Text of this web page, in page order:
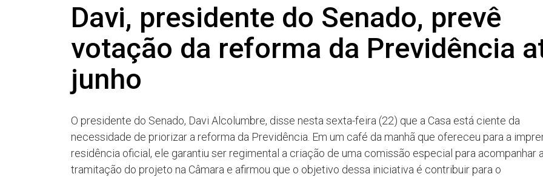
Davi, presidente do Senado, prevê
votação da reforma da Previdência
junho
O presidente do Senado, Davi Alcolumbre, disse nesta sexta-feira (22) que a Casa está ciente da
necessidade de priorizar a reforma da Previdência. Em um café da manhã que ofereceu para a
residência oficial, ele garantiu ser regimental a criação de uma comissão especial para acompanhar a
tramitação do projeto na Câmara e afirmou que o objetivo dessa iniciativa é contribuir para o